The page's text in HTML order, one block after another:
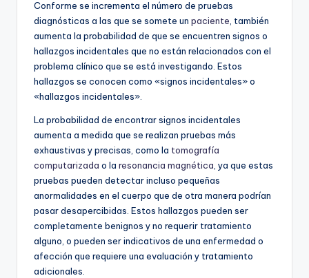
Conforme se incrementa el número de pruebas
diagnósticas a las que se somete un paciente , también
aumenta la probabilidad de que se encuentren signos o
hallazgos incidentales que no están relacionados con el
problema clínico que se está investigando. Estos
hallazgos se conocen como «signos incidentales» o
«hallazgos incidentales».
La probabilidad de encontrar signos incidentales
aumenta a medida que se realizan pruebas más
exhaustivas y precisas, como la tomografía
computarizada o la resonancia magnética , ya que estas
pruebas pueden detectar incluso pequeñas
anormalidades en el cuerpo que de otra manera podrían
pasar desapercibidas. Estos hallazgos pueden ser
completamente benignos y no requerir tratamiento
alguno, o pueden ser indicativos de una enfermedad o
afección que requiere una evaluación y tratamiento
adicionales.